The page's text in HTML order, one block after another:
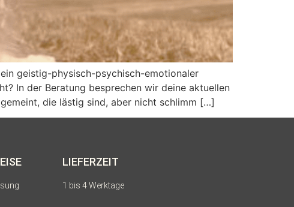
geistig-physisch-psychisch-emotionaler
In der Beratung besprechen wir deine aktuellen
die lästig sind, aber nicht schlimm […]
LIEFERZEIT
1 bis 4 Werktage